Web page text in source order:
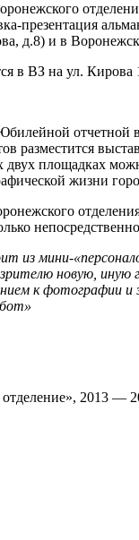
презентация
д.8) и в
в ВЗ на ул. Кирова
отчетной
разместится
площадках
жизни
из мини-
новую,
к фотографии
2013 —